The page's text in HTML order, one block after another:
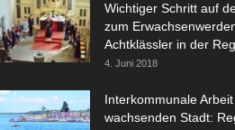
Wichtiger Schritt auf
zum
Achtklässler in der
4. Juni 2018
Interkommunale
wachsenden Stadt: